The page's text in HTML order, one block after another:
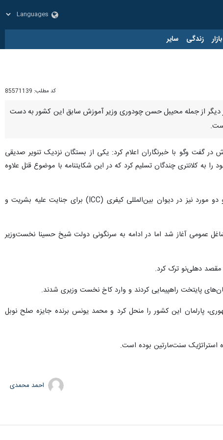
بازار زندگی سایر
کد مطلب: 85571139
شیخ حسینا نخست‌وزیر سابق بنگلادش در نهمین پرونده قضایی تشکیل شده علیه او به همراه ۳۳ نفر دیگر از جمله محیبل حسن چودوری وزیر آموزش سابق این کشور به دست
در گفت وگو با خبرنگاران اعلام کرد: یکی از بستگان نزدیک تنویر صدیقی
به کلانتری چندگان تسلیم کرد که در این شکایتنامه با موضوع قتل علاوه
به نوشته دیلی استار، شیخ حسینا اکنون در مجموع با ۹ پرونده از جمله ۶ مورد قتل، یک پرونده برای آدم‌ربایی و دو مورد نیز در دیوان بین‌المللی کیفری (ICC) برای جنایت علیه بشریت و
اصلاحات در سهمیه مشاغل عمومی آغاز شد اما در ادامه به سرنگونی دولت شیخ حسینا نخست‌وزیر
مقصد دهلی‌نو ترک کرد.
پایتخت راهپیمایی کردند و وارد کاخ نخست وزیری شدند.
پارلمان این کشور را منحل کرد و محمد یونس برنده جایزه صلح نوبل
سنت‌مارتین بوده است.
احمد محمدی